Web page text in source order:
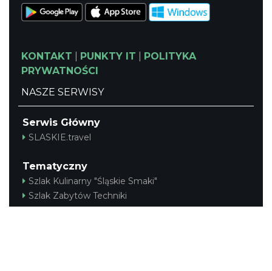
KONTAKT PUNKTY IT
POLITYKA
PRYWATNOŚCI
NASZE SERWISY
Serwis Główny
SLASKIE.travel
Tematyczny
Szlak Kulinarny "Śląskie Smaki"
Szlak Zabytów Techniki
Industriada